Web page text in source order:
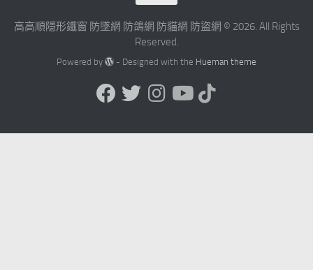
高高順隱形鐵窗 防墜網 防鴿網 防貓網 防盜網 © 2026. All Rights
Reserved.
Powered by - Designed with the Hueman theme